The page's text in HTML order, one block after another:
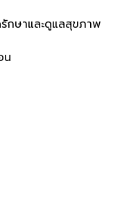
รักษาและดูแลสุขภาพ
น